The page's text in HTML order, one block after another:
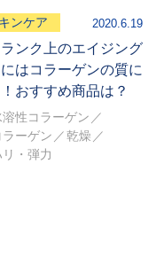
ンケア 2020.6.19
ンク上のエイジング
はコラーゲンの質に
おすすめ商品は？
溶性コラーゲン
ラーゲン
乾燥
リ・弾力